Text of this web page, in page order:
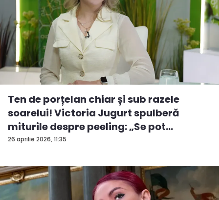
26 aprilie 2026, 11:35
Ten de porțelan chiar și sub razele
soarelui! Victoria Jugurt spulberă
miturile despre peeling: „Se pot
efectua...